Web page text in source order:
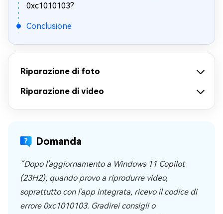
0xc1010103?
Conclusione
Riparazione di foto
Riparazione di video
Domanda
“Dopo l'aggiornamento a Windows 11 Copilot
(23H2), quando provo a riprodurre video,
soprattutto con l'app integrata, ricevo il codice di
errore 0xc1010103. Gradirei consigli o